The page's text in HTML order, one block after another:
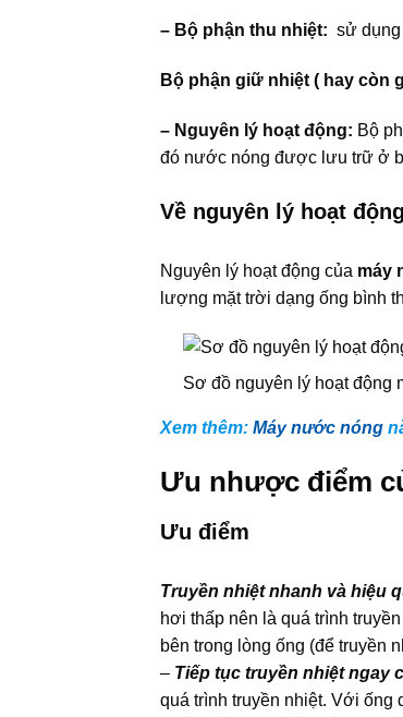
– Bộ phận thu nhiệt: sử dụng
Bộ phận giữ nhiệt ( hay còn
– Nguyên lý hoạt động: Bộ
đó nước nóng được lưu trữ ở
Về nguyên lý hoạt động
Nguyên lý hoạt động của máy
lượng mặt trời dạng ống bình
Sơ đồ nguyên lý hoạt động
Xem thêm: Máy nước nóng
Ưu nhược điểm
Ưu điểm
Truyền nhiệt nhanh và hiệu
hơi thấp nên là quá trình
bên trong lòng ống (để truyền
– Tiếp tục truyền nhiệt ngay
quá trình truyền nhiệt. Với